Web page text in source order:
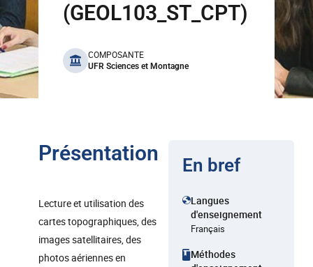
(GEOL103_ST_CPT)
benefits
COMPOSANTE
UFR Sciences et Montagne
Présentation
Lecture et utilisation des
cartes topographiques, des
images satellitaires, des
photos aériennes en
En bref
Langues
d'enseignement
Français
Méthodes